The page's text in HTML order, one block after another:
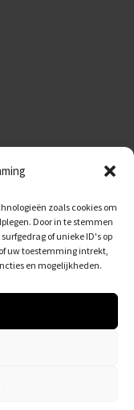
zoals cookies om
Door in te stemmen
of unieke ID's op
uw toestemming intrekt,
en mogelijkheden.